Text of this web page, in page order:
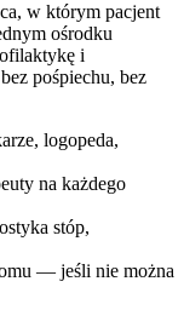
w którym pacjent
ośrodku
i
pośpiechu, bez
logopeda,
na każdego
stóp,
— jeśli nie można